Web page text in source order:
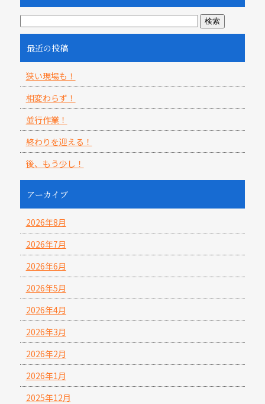
最近の投稿
狭い現場も！
相変わらず！
並行作業！
終わりを迎える！
後、もう少し！
アーカイブ
2026年8月
2026年7月
2026年6月
2026年5月
2026年4月
2026年3月
2026年2月
2026年1月
2025年12月